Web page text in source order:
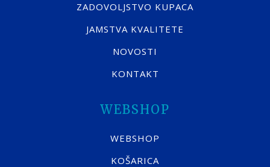
ZADOVOLJSTVO KUPACA
JAMSTVA KVALITETE
NOVOSTI
KONTAKT
WEBSHOP
WEBSHOP
KOŠARICA